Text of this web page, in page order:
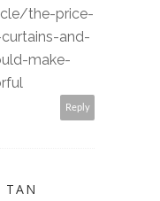
the-price-
and-
make-
Reply
TAN